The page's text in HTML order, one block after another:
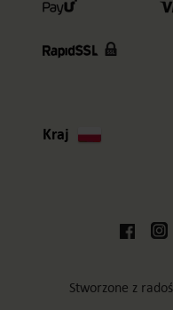
Kraj
Stworzone z